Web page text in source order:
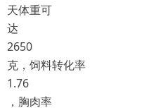
天体重可
达
2650
克，饲料转化率
1.76
，胸肉率